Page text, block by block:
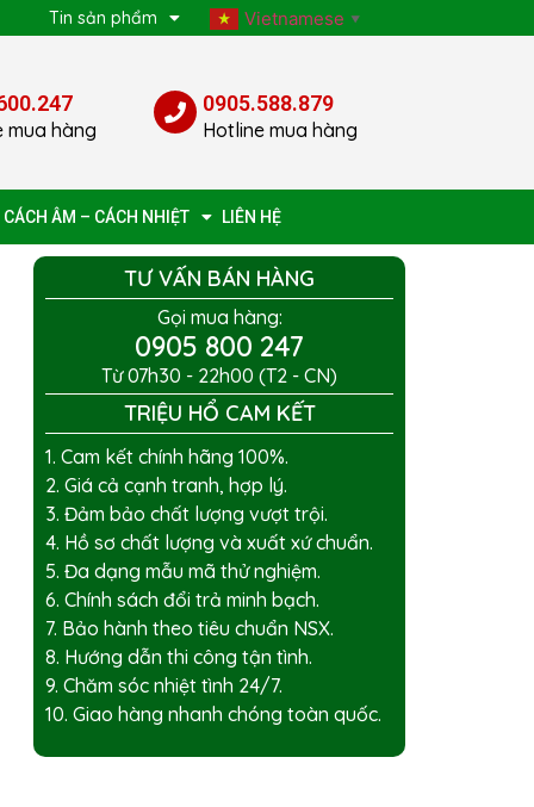
Tin sản phẩm Vietnamese ▼
mua hàng
0905.588.879
Hotline mua hàng
ÂM – CÁCH NHIỆT LIÊN HỆ
TƯ VẤN BÁN HÀNG
Gọi mua hàng:
0905 800 247
Từ 07h30 - 22h00 (T2 - CN)
TRIỆU HỔ CAM KẾT
1. Cam kết chính hãng 100%.
2. Giá cả cạnh tranh, hợp lý.
3. Đảm bảo chất lượng vượt trội.
4. Hồ sơ chất lượng và xuất xứ chuẩn.
5. Đa dạng mẫu mã thử nghiệm.
6. Chính sách đổi trả minh bạch.
7. Bảo hành theo tiêu chuẩn NSX.
8. Hướng dẫn thi công tận tình.
9. Chăm sóc nhiệt tình 24/7.
10. Giao hàng nhanh chóng toàn quốc.